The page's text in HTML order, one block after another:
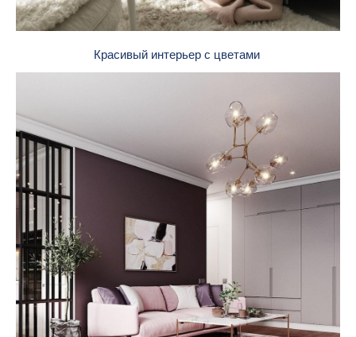
Красивый интерьер с цветами